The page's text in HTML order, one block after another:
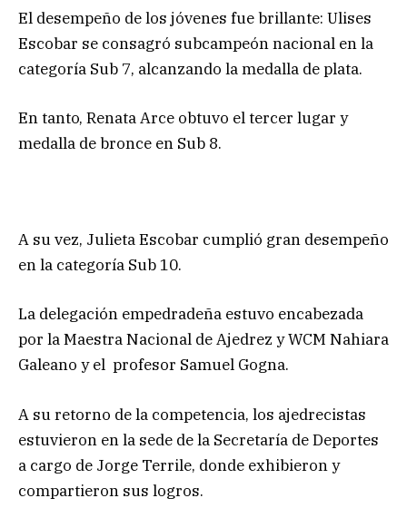
El desempeño de los jóvenes fue brillante: Ulises
Escobar se consagró subcampeón nacional en la
categoría Sub 7, alcanzando la medalla de plata.
En tanto, Renata Arce obtuvo el tercer lugar y
medalla de bronce en Sub 8.
A su vez, Julieta Escobar cumplió gran desempeño
en la categoría Sub 10.
La delegación empedradeña estuvo encabezada
por la Maestra Nacional de Ajedrez y WCM Nahiara
Galeano y el profesor Samuel Gogna.
A su retorno de la competencia, los ajedrecistas
estuvieron en la sede de la Secretaría de Deportes
a cargo de Jorge Terrile, donde exhibieron y
compartieron sus logros.